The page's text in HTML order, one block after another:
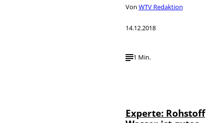
Von WTV Redaktion
14.12.2018
1 Min.
Experte: Rohstoff